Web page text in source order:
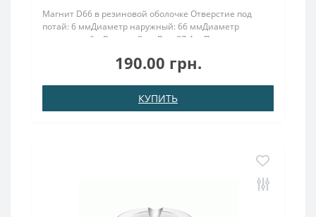
Магнит D66 в резиновой оболочке Отверстие под
потай: 6 ммДиаметр наружный: 66 ммДиаметр
отверстия: 6 мВысота: 8 ммВес: 87.4 грПокрыт. никель.:
кгТемпература использования: до 80°CМагнит D66 в
190.00 грн.
КУПИТЬ